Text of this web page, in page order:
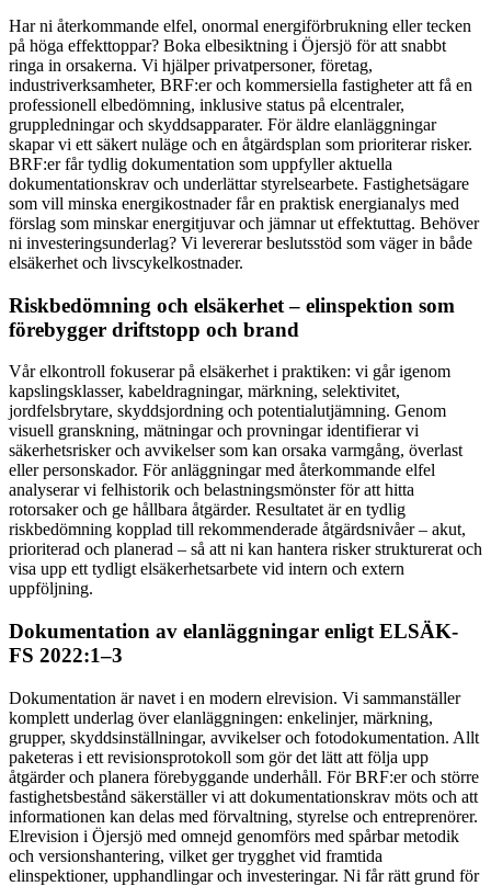
Har ni återkommande elfel, onormal energiförbrukning eller tecken
på höga effekttoppar? Boka elbesiktning i Öjersjö för att snabbt
ringa in orsakerna. Vi hjälper privatpersoner, företag,
industriverksamheter, BRF:er och kommersiella fastigheter att få en
professionell elbedömning, inklusive status på elcentraler,
gruppledningar och skyddsapparater. För äldre elanläggningar
skapar vi ett säkert nuläge och en åtgärdsplan som prioriterar risker.
BRF:er får tydlig dokumentation som uppfyller aktuella
dokumentationskrav och underlättar styrelsearbete. Fastighetsägare
som vill minska energikostnader får en praktisk energianalys med
förslag som minskar energitjuvar och jämnar ut effektuttag. Behöver
ni investeringsunderlag? Vi levererar beslutsstöd som väger in både
elsäkerhet och livscykelkostnader.
Riskbedömning och elsäkerhet – elinspektion som
förebygger driftstopp och brand
Vår elkontroll fokuserar på elsäkerhet i praktiken: vi går igenom
kapslingsklasser, kabeldragningar, märkning, selektivitet,
jordfelsbrytare, skyddsjordning och potentialutjämning. Genom
visuell granskning, mätningar och provningar identifierar vi
säkerhetsrisker och avvikelser som kan orsaka varmgång, överlast
eller personskador. För anläggningar med återkommande elfel
analyserar vi felhistorik och belastningsmönster för att hitta
rotorsaker och ge hållbara åtgärder. Resultatet är en tydlig
riskbedömning kopplad till rekommenderade åtgärdsnivåer – akut,
prioriterad och planerad – så att ni kan hantera risker strukturerat och
visa upp ett tydligt elsäkerhetsarbete vid intern och extern
uppföljning.
Dokumentation av elanläggningar enligt ELSÄK-
FS 2022:1–3
Dokumentation är navet i en modern elrevision. Vi sammanställer
komplett underlag över elanläggningen: enkelinjer, märkning,
grupper, skyddsinställningar, avvikelser och fotodokumentation. Allt
paketeras i ett revisionsprotokoll som gör det lätt att följa upp
åtgärder och planera förebyggande underhåll. För BRF:er och större
fastighetsbestånd säkerställer vi att dokumentationskrav möts och att
informationen kan delas med förvaltning, styrelse och entreprenörer.
Elrevision i Öjersjö med omnejd genomförs med spårbar metodik
och versionshantering, vilket ger trygghet vid framtida
elinspektioner, upphandlingar och investeringar. Ni får rätt grund för